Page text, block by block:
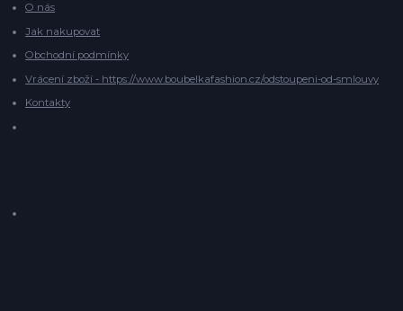
O nás
Jak nakupovat
Obchodní podmínky
Vrácení zboží - https://www.boubelkafashion.cz/odstoupeni-od-smlouvy
Kontakty